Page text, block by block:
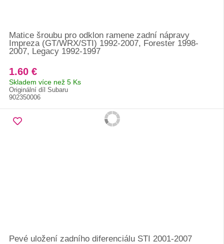
Matice šroubu pro odklon ramene zadní nápravy
Impreza (GT/WRX/STI) 1992-2007, Forester 1998-
2007, Legacy 1992-1997
1.60 €
Skladem více než 5 Ks
Originální díl Subaru
902350006
Pevé uložení zadního diferenciálu STI 2001-2007